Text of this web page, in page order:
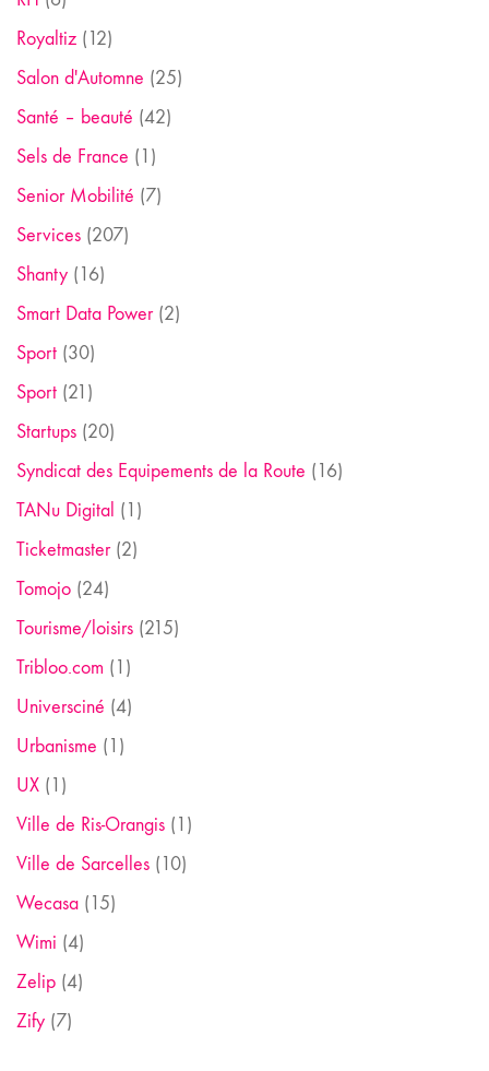
Royaltiz (12)
Salon d'Automne (25)
Santé – beauté (42)
Sels de France (1)
Senior Mobilité (7)
Services (207)
Shanty (16)
Smart Data Power(2)
Sport (30)
Sport (21)
Startups (20)
Syndicat des Equipements de la Route (16)
TANu Digital (1)
Ticketmaster(2)
Tomojo (24)
Tourisme/loisirs (215)
Tribloo.com (1)
Universciné (4)
Urbanisme (1)
UX (1)
Ville de Ris-Orangis (1)
Ville de Sarcelles (10)
Wecasa (15)
Wimi (4)
Zelip (4)
Zify (7)